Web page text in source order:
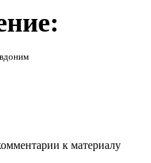
к материалу